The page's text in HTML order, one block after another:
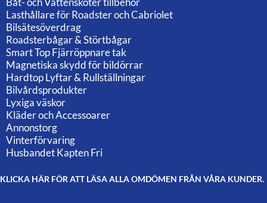
Lasthållare för Roadster och Cabriolet
Bilsätesöverdrag
Roadsterbågar & Störtbågar
Smart Top Fjärröppnare tak
Magnetiska skydd för bildörrar
Hardtop Lyftar & Rullställningar
Bilvårdsprodukter
Lyxiga väskor
Kläder och Accessoarer
Annonstorg
Vinterförvaring
Husbandet Kapten Fri
KLICKA HÄR FÖR ATT LÄSA ALLA OMDÖMEN FRÅN VÅRA KUNDER.